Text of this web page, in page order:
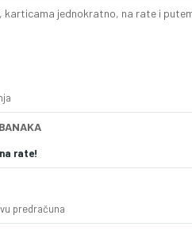
jednokratno, na rate i
rate!
predračuna